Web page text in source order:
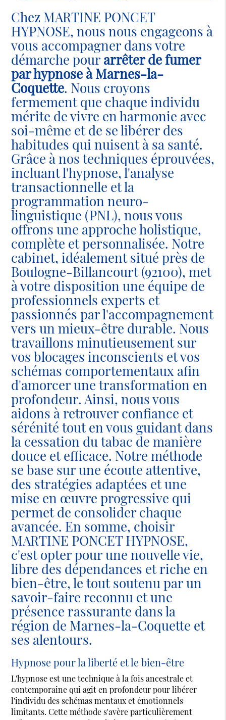
Chez MARTINE PONCET
HYPNOSE, nous nous engageons à
vous accompagner dans votre
démarche pourarrêter de fumer
par hypnose à Marnes-la-
Coquette. Nous croyons
fermement que chaque individu
mérite de vivre en harmonie avec
soi-même et de se libérer des
habitudes qui nuisent à sa santé.
Grâce à nos techniques éprouvées,
incluant l'hypnose, l'analyse
transactionnelle et la
programmation neuro-
linguistique (PNL), nous vous
offrons une approche holistique,
complète et personnalisée. Notre
cabinet, idéalement situé près de
Boulogne-Billancourt (92100), met
à votre disposition une équipe de
professionnels experts et
passionnés par l'accompagnement
vers un mieux-être durable. Nous
travaillons minutieusement sur
vos blocages inconscients et vos
schémas comportementaux afin
d'amorcer une transformation en
profondeur. Ainsi, nous vous
aidons à retrouver confiance et
sérénité tout en vous guidant dans
la cessation du tabac de manière
douce et efficace. Notre méthode
se base sur une écoute attentive,
des stratégies adaptées et une
mise en œuvre progressive qui
permet de consolider chaque
avancée. En somme, choisir
MARTINE PONCET HYPNOSE,
c'est opter pour une nouvelle vie,
libre des dépendances et riche en
bien-être, le tout soutenu par un
savoir-faire reconnu et une
présence rassurante dans la
région de Marnes-la-Coquette et
ses alentours.
Hypnose pour la liberté et le bien-être
L'hypnose est une technique à la fois ancestrale et
contemporaine qui agit en profondeur pour libérer
l'individu des schémas mentaux et émotionnels
limitants. Cette méthode s'avère particulièrement